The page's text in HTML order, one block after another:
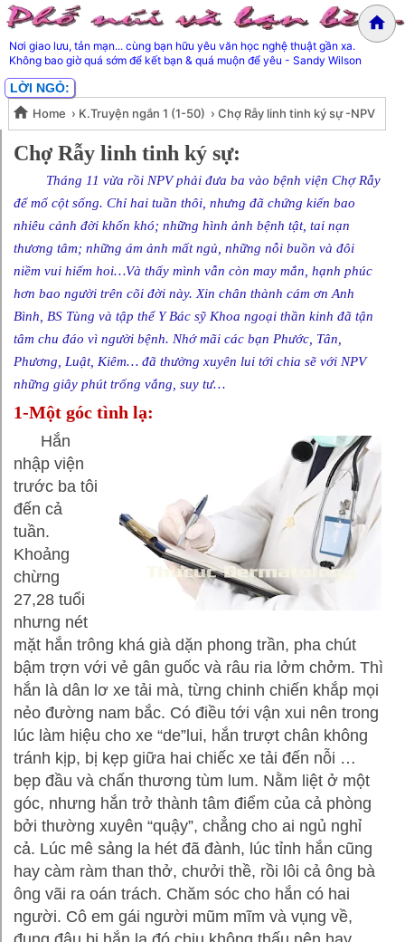
Nơi giao lưu, tản mạn... cùng bạn hữu yêu văn học nghệ thuật gần xa.
Không bao giờ quá sớm để kết bạn & quá muộn để yêu - Sandy Wilson
LỜI NGỎ:
Home › K.Truyện ngắn 1 (1-50) › Chợ Rẫy linh tinh ký sự -NPV
Chợ Rẫy linh tinh ký sự -NPV
Chợ Rẫy linh tinh ký sự:
Tháng 11 vừa rồi NPV phải đưa ba vào bệnh viện Chợ Rẫy
để mổ cột sống. Chỉ hai tuần thôi, nhưng đã chứng kiến bao
nhiêu cảnh đời khốn khó; những hình ảnh bệnh tật, tai nạn
thương tâm; những ám ảnh mất ngủ, những nỗi buồn và đôi
niềm vui hiếm hoi…Và thấy mình vẫn còn may mắn, hạnh phúc
hơn bao người trên cõi đời này. Xin chân thành cám ơn Anh
Bình, BS Tùng và tập thể Y Bác sỹ Khoa ngoại thần kinh đã tận
tâm chu đáo vì người bệnh. Nhớ mãi các bạn Phước, Tân,
Phương, Luật, Kiêm… đã thường xuyên lui tới chia sẽ với NPV
những giây phút trống vắng, suy tư…
1-Một góc tình lạ:
Hắn
nhập viện
trước ba tôi
đến cả
tuần.
Khoảng
chừng
27,28 tuổi
nhưng nét
mặt hắn trông khá già dặn phong trần, pha chút
bậm trợn với vẻ gân guốc và râu ria lởm chởm. Thì
hắn là dân lơ xe tải mà, từng chinh chiến khắp mọi
nẻo đường nam bắc. Có điều tới vận xui nên trong
lúc làm hiệu cho xe “de”lui, hắn trượt chân không
tránh kịp, bị kẹp giữa hai chiếc xe tải đến nỗi …
bẹp đầu và chấn thương tùm lum. Nằm liệt ở một
góc, nhưng hắn trở thành tâm điểm của cả phòng
bởi thường xuyên “quậy”, chẳng cho ai ngủ nghỉ
cả. Lúc mê sảng la hét đã đành, lúc tỉnh hắn cũng
hay càm ràm than thở, chưởi thề, rồi lôi cả ông bà
ông vãi ra oán trách. Chăm sóc cho hắn có hai
người. Cô em gái người mũm mĩm và vụng về,